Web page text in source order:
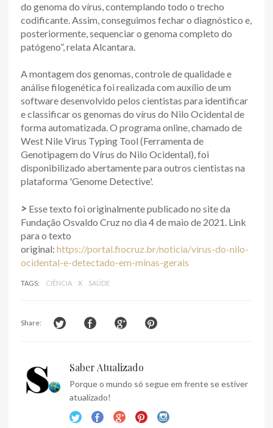
do genoma do vírus, contemplando todo o trecho
codificante. Assim, conseguimos fechar o diagnóstico e,
posteriormente, sequenciar o genoma completo do
patógeno”, relata Alcantara.
A montagem dos genomas, controle de qualidade e
análise filogenética foi realizada com auxílio de um
software desenvolvido pelos cientistas para identificar
e classificar os genomas do vírus do Nilo Ocidental de
forma automatizada. O programa online, chamado de
West Nile Virus Typing Tool (Ferramenta de
Genotipagem do Vírus do Nilo Ocidental), foi
disponibilizado abertamente para outros cientistas na
plataforma 'Genome Detective'.
> Esse texto foi originalmente publicado no site da
Fundação Osvaldo Cruz no dia 4 de maio de 2021. Link
para o texto
original: https://portal.fiocruz.br/noticia/virus-do-nilo-
ocidental-e-detectado-em-minas-gerais
TAGS: CIÊNCIA X SAÚDE
Share:
Saber Atualizado
Porque o mundo só segue em frente se estiver
atualizado!